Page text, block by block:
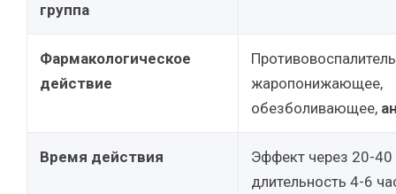
группа
Фармакологическое
действие
жаропонижающее,
обезболивающее,
Время действия
Эффект через 20-40
длительность 4-6